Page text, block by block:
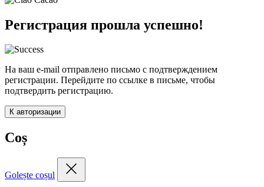
Регистрация прошла успешно!
На ваш e-mail отправлено письмо с подтверждением
регистрации. Перейдите по ссылке в письме, чтобы
подтвердить регистрацию.
К авторизации
Coș
Golește coșul